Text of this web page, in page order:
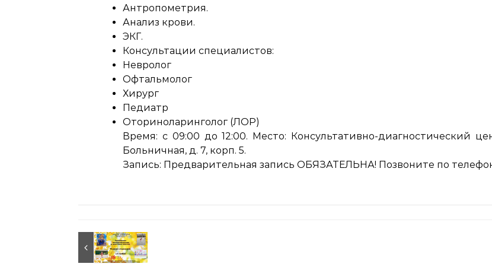
Антропометрия.
Анализ крови.
ЭКГ.
Консультации специалистов:
Невролог
Офтальмолог
Хирург
Педиатр
Оториноларинголог (ЛОР)
Время: с 09:00 до 12:00. Место: Консультативно-диагностический
Больничная, д. 7, корп. 5.
Запись: Предварительная запись ОБЯЗАТЕЛЬНА! Позвоните по